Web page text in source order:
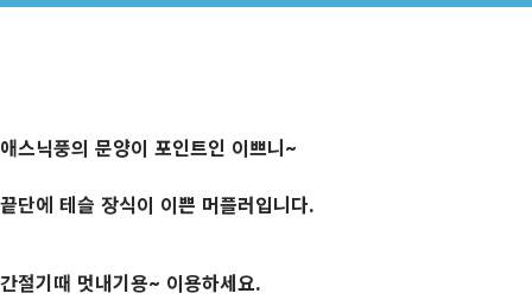
애스닉풍의 문양이 포인트인 이쁘니~
끝단에 테슬 장식이 이쁜 머플러입니다.
간절기때 멋내기용~ 이용하세요.